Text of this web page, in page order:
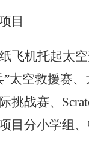
目
飞机托起太
”太空救援赛
挑战赛、
目分小学组、